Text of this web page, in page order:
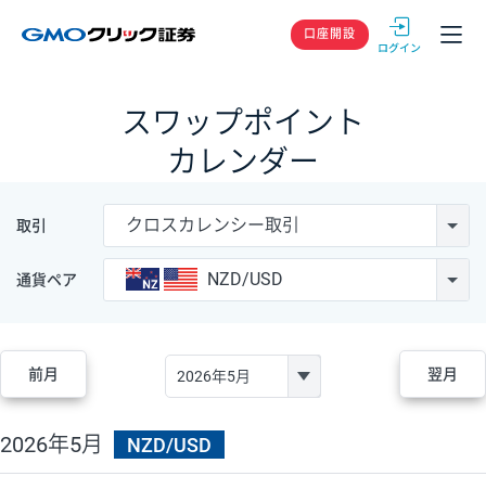
GMOクリック
口座開設
スワップポイント
カレンダー
取引 クロスカレンシー取引
通貨ペア NZD/USD
前月 翌月
2026年5月 NZD/USD